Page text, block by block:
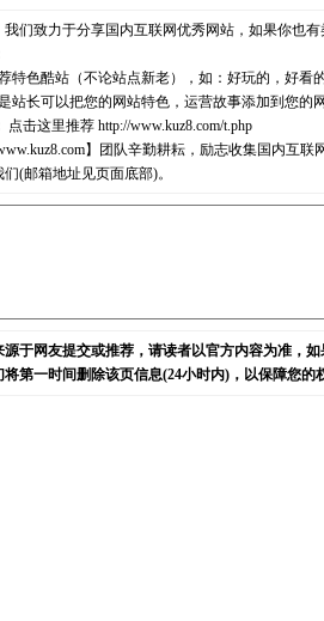
我们致力于分享国内互联网优秀网站，如果你也
特色酷站（不论站点新老），如：好玩的，好
站长可以把您的网站特色，运营故事添加到您
点击这里推荐 http://www.kuz8.com/t.php
】团队辛勤耕耘，励志收集国内互
(邮箱地址见页面底部)。
源于网友提交或推荐，请读者以官方内容为准，
将第一时间删除该页信息(24小时内)，以保障您的